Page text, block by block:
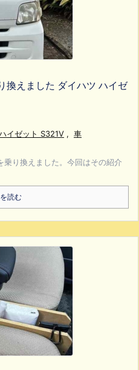
換えました ダイハツ ハイゼ
イゼット S321V , 車
り換えました。今回はその紹介
読む